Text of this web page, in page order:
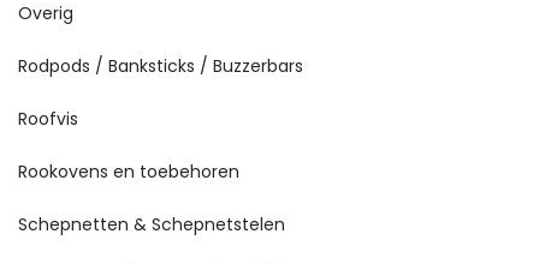
Overig
Rodpods / Banksticks / Buzzerbars
Roofvis
Rookovens en toebehoren
Schepnetten & Schepnetstelen